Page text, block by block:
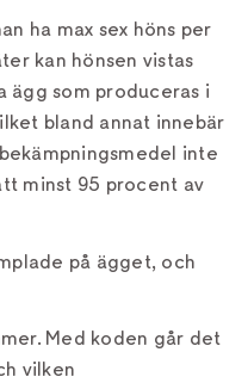
ha max sex höns per
kan hönsen vistas
ägg som produceras i
bland annat innebär
inte
minst 95 procent av
på ägget, och
Med koden går det
vilken